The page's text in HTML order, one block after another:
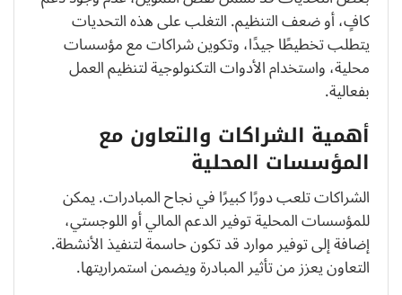
كافٍ، أو ضعف التنظيم. التغلب على هذه التحديات
يتطلب تخطيطًا جيدًا، وتكوين شراكات مع مؤسسات
محلية، واستخدام الأدوات التكنولوجية لتنظيم العمل
بفعالية.
أهمية الشراكات والتعاون مع
المؤسسات المحلية
الشراكات تلعب دورًا كبيرًا في نجاح المبادرات. يمكن
للمؤسسات المحلية توفير الدعم المالي أو اللوجستي،
إضافة إلى توفير موارد قد تكون حاسمة لتنفيذ الأنشطة.
التعاون يعزز من تأثير المبادرة ويضمن استمراريتها.